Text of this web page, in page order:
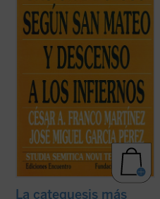
suscitado mucho debate. Excepto el que se
refiere a Barrabás, pertenecen al material
propio de Mateo, que ha sido estudiado ...
(ver ficha)
La catequesis más